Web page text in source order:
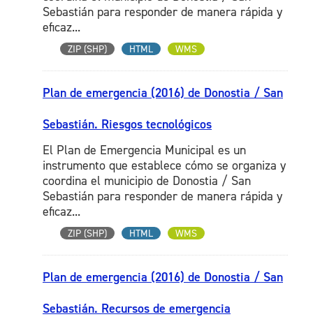
Sebastián para responder de manera rápida y
eficaz...
ZIP (SHP) HTML WMS
Plan de emergencia (2016) de Donostia / San
Sebastián. Riesgos tecnológicos
El Plan de Emergencia Municipal es un
instrumento que establece cómo se organiza y
coordina el municipio de Donostia / San
Sebastián para responder de manera rápida y
eficaz...
ZIP (SHP) HTML WMS
Plan de emergencia (2016) de Donostia / San
Sebastián. Recursos de emergencia